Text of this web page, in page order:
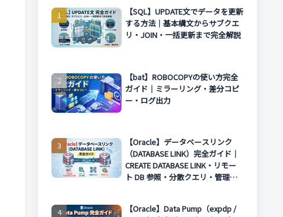
【SQL】UPDATE文でデータを更新
する方法｜基本構文からサブクエ
リ・JOIN・一括更新まで完全解説
【bat】ROBOCOPYの使い方完全
ガイド｜ミラーリング・差分コピ
ー・ログ出力
【Oracle】データベースリンク
（DATABASE LINK）完全ガイド｜
CREATE DATABASE LINK・リモー
ト DB 参照・分散クエリ・管理方
【Oracle】Data Pump（expdp /